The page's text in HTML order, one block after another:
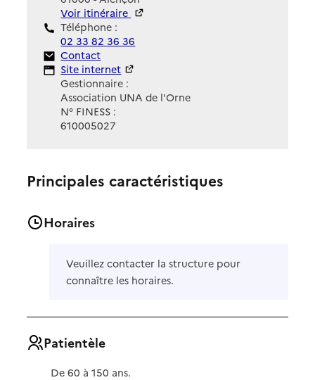
Voir itinéraire
Téléphone :
02 33 82 36 36
Contact
Contact
Site Internet
Site internet
Gestionnaire :
Association UNA de l'Orne
N° FINESS :
610005027
Principales caractéristiques
Horaires
Veuillez contacter la structure pour
connaître les horaires.
Patientèle
De 60 à 150 ans.